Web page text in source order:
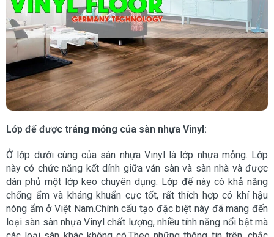
Lớp đế được tráng mỏng của sàn nhựa Vinyl:
Ở lớp dưới cùng của sàn nhựa Vinyl là lớp nhựa mỏng. Lớp
này có chức năng kết dính giữa ván sàn và sàn nhà và được
dán phủ một lớp keo chuyên dụng. Lớp đế này có khả năng
chống ẩm và kháng khuẩn cực tốt, rất thích hợp có khí hậu
nóng ẩm ở Việt Nam.Chính cấu tạo đặc biệt này đã mang đến
loại sàn sàn nhựa Vinyl chất lượng, nhiều tính năng nổi bật mà